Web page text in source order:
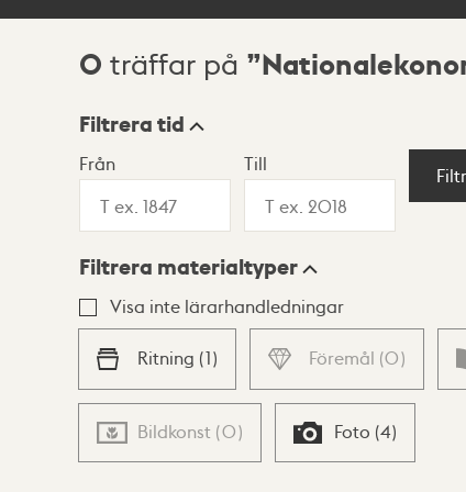
Sökresultat
0 träffar på
Visningsläge
Lista Karta
Filtrera tid
Från Till
Filtrera materialtyper
Visa inte lärarhandledningar
Ritning (1) Föremål (0)
Bildkonst (0) Foto (4)